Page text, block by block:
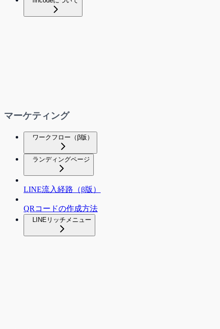
マーケティング
ワークフロー（β版）
ランディングページ
LINE流入経路（β版）
QRコードの作成方法
LINEリッチメニュー